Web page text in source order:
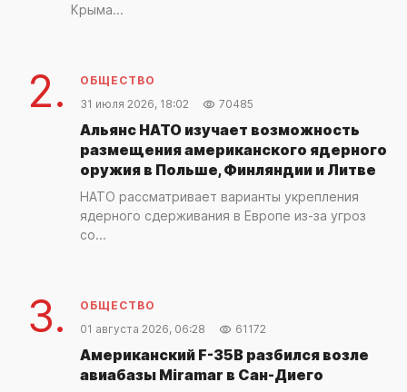
Крыма...
2.
ОБЩЕСТВО
31 июля 2026, 18:02
70485
Альянс НАТО изучает возможность
размещения американского ядерного
оружия в Польше, Финляндии и Литве
НАТО рассматривает варианты укрепления
ядерного сдерживания в Европе из-за угроз
со...
3.
ОБЩЕСТВО
01 августа 2026, 06:28
61172
Американский F-35B разбился возле
авиабазы Miramar в Сан-Диего